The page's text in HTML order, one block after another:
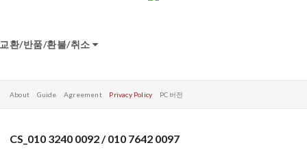
교환/반품/환불/취소
About Guide Agreement Privacy Policy PC 버전
CS_010 3240 0092 / 010 7642 0097